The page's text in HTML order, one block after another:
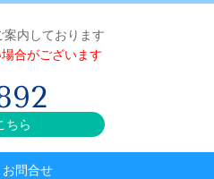
内しております
合がございます
ちら
問合せ